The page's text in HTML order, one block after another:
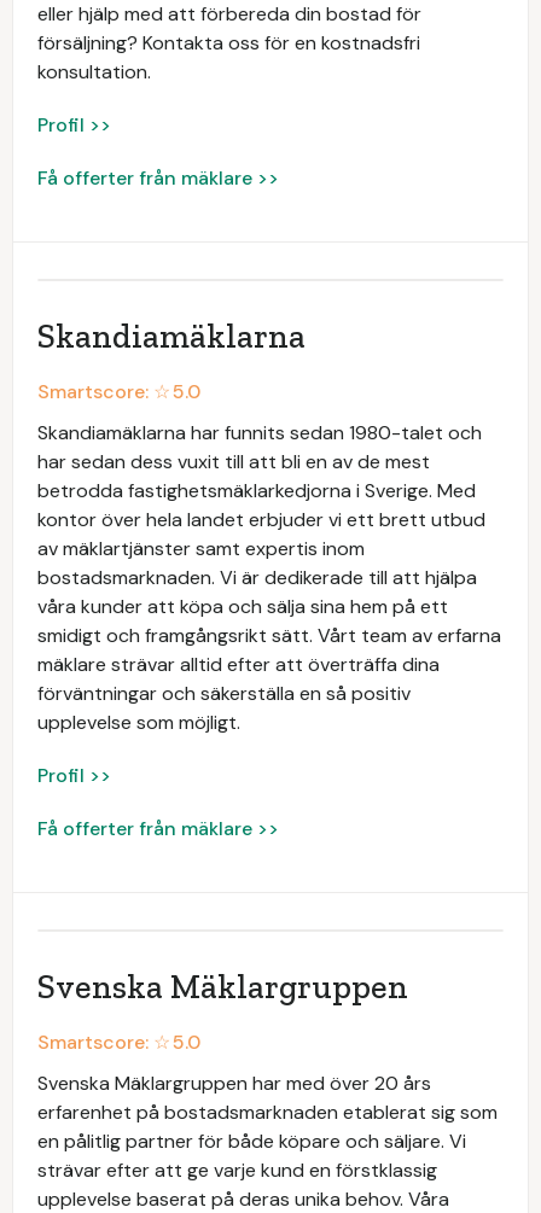
eller hjälp med att förbereda din bostad för
försäljning? Kontakta oss för en kostnadsfri
konsultation.
Profil >>
Få offerter från mäklare >>
Skandiamäklarna
Smartscore: ☆5.0
Skandiamäklarna har funnits sedan 1980-talet och
har sedan dess vuxit till att bli en av de mest
betrodda fastighetsmäklarkedjorna i Sverige. Med
kontor över hela landet erbjuder vi ett brett utbud
av mäklartjänster samt expertis inom
bostadsmarknaden. Vi är dedikerade till att hjälpa
våra kunder att köpa och sälja sina hem på ett
smidigt och framgångsrikt sätt. Vårt team av erfarna
mäklare strävar alltid efter att överträffa dina
förväntningar och säkerställa en så positiv
upplevelse som möjligt.
Profil >>
Få offerter från mäklare >>
Svenska Mäklargruppen
Smartscore: ☆5.0
Svenska Mäklargruppen har med över 20 års
erfarenhet på bostadsmarknaden etablerat sig som
en pålitlig partner för både köpare och säljare. Vi
strävar efter att ge varje kund en förstklassig
upplevelse baserat på deras unika behov. Våra